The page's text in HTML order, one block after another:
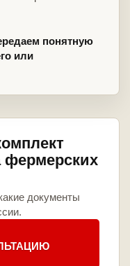
понятную
или
фермерских
документы